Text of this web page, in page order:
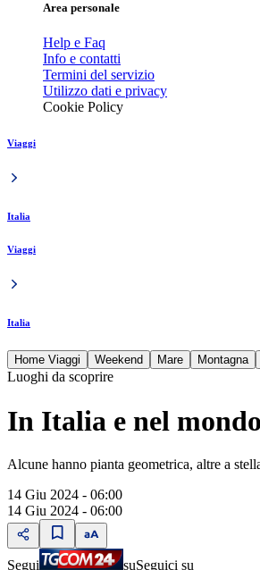
Area personale
Help e Faq
Info e contatti
Termini del servizio
Utilizzo dati e privacy
Cookie Policy
Viaggi
Italia
Viaggi
Italia
Home Viaggi Weekend Mare Montagna
Luoghi da scoprire
In Italia e nel
Alcune hanno pianta geometrica, altre a
14 Giu 2024 - 06:00
14 Giu 2024 - 06:00
Segui suSeguici su